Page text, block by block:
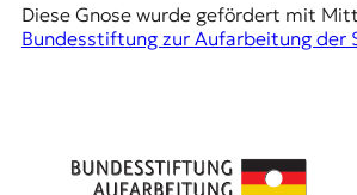
Diese Gnose wurde gefördert mit
Bundesstiftung zur Aufarbeitung der